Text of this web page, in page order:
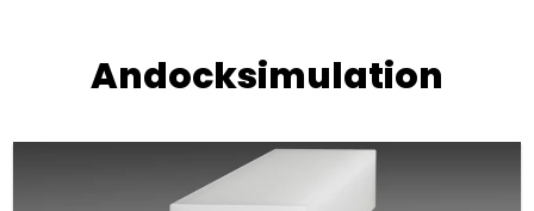
Andocksimulation